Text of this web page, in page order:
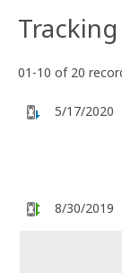
01-10 of 20
5/17/2020
8/30/2019